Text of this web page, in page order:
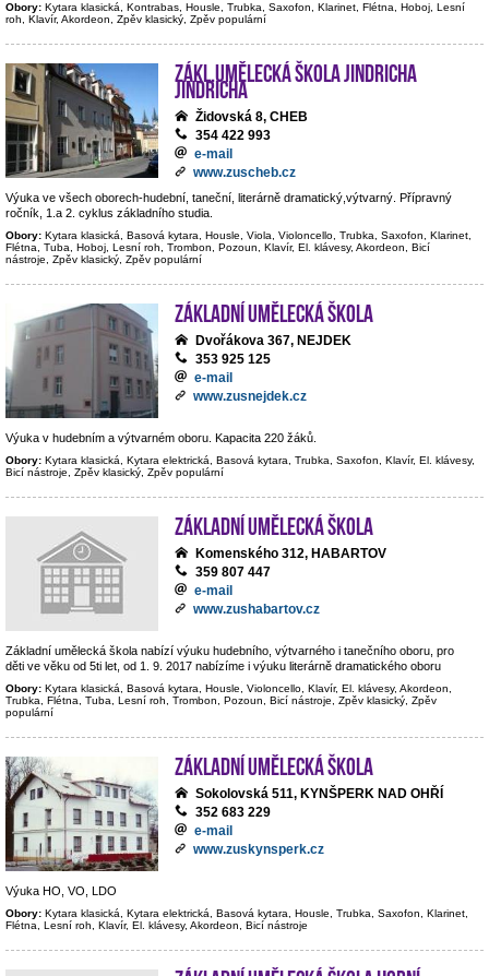
Obory: Kytara klasická, Kontrabas, Housle, Trubka, Saxofon, Klarinet, Flétna, Hoboj, Lesní
roh, Klavír, Akordeon, Zpěv klasický, Zpěv populární
Zákl.umělecká škola Jindricha
Jindricha
Židovská 8, CHEB
354 422 993
e-mail
www.zuscheb.cz
Výuka ve všech oborech-hudební, taneční, literárně dramatický,výtvarný. Přípravný
ročník, 1.a 2. cyklus základního studia.
Obory: Kytara klasická, Basová kytara, Housle, Viola, Violoncello, Trubka, Saxofon, Klarinet,
Flétna, Tuba, Hoboj, Lesní roh, Trombon, Pozoun, Klavír, El. klávesy, Akordeon, Bicí
nástroje, Zpěv klasický, Zpěv populární
Základní umělecká škola
Dvořákova 367, NEJDEK
353 925 125
e-mail
www.zusnejdek.cz
Výuka v hudebním a výtvarném oboru. Kapacita 220 žáků.
Obory: Kytara klasická, Kytara elektrická, Basová kytara, Trubka, Saxofon, Klavír, El. klávesy,
Bicí nástroje, Zpěv klasický, Zpěv populární
Základní umělecká škola
Komenského 312, HABARTOV
359 807 447
e-mail
www.zushabartov.cz
Základní umělecká škola nabízí výuku hudebního, výtvarného i tanečního oboru, pro
děti ve věku od 5ti let, od 1. 9. 2017 nabízíme i výuku literárně dramatického oboru
Obory: Kytara klasická, Basová kytara, Housle, Violoncello, Klavír, El. klávesy, Akordeon,
Trubka, Flétna, Tuba, Lesní roh, Trombon, Pozoun, Bicí nástroje, Zpěv klasický, Zpěv
populární
Základní umělecká škola
Sokolovská 511, KYNŠPERK NAD OHŘÍ
352 683 229
e-mail
www.zuskynsperk.cz
Výuka HO, VO, LDO
Obory: Kytara klasická, Kytara elektrická, Basová kytara, Housle, Trubka, Saxofon, Klarinet,
Flétna, Lesní roh, Klavír, El. klávesy, Akordeon, Bicí nástroje